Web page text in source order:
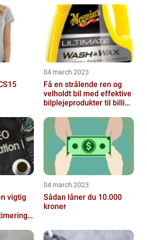
04 march 2023
Få en strålende ren og
velholdt bil med effektive
bilplejeprodukter til billige
vigtig
04 march 2023
Sådan låner du 10.000
kroner